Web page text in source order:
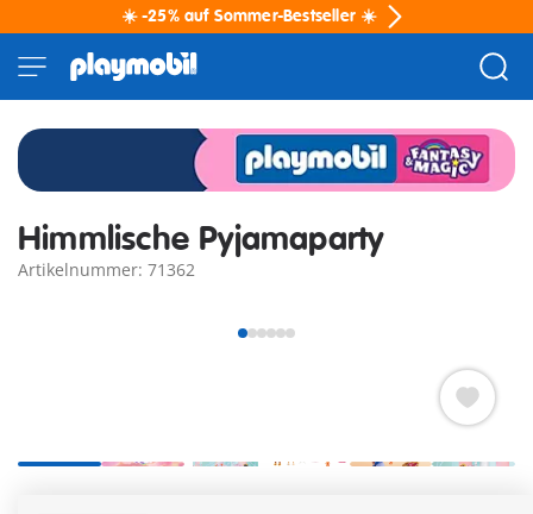
☀️ -25% auf Sommer-Bestseller ☀️
Himmlische Pyjamaparty
Artikelnummer: 71362